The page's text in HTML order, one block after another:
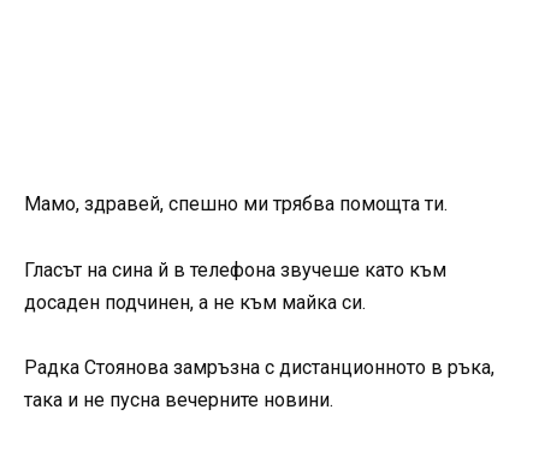
Мамо, здравей, спешно ми трябва помощта ти.
Гласът на сина й в телефона звучеше като към
досаден подчинен, а не към майка си.
Радка Стоянова замръзна с дистанционното в ръка,
така и не пусна вечерните новини.